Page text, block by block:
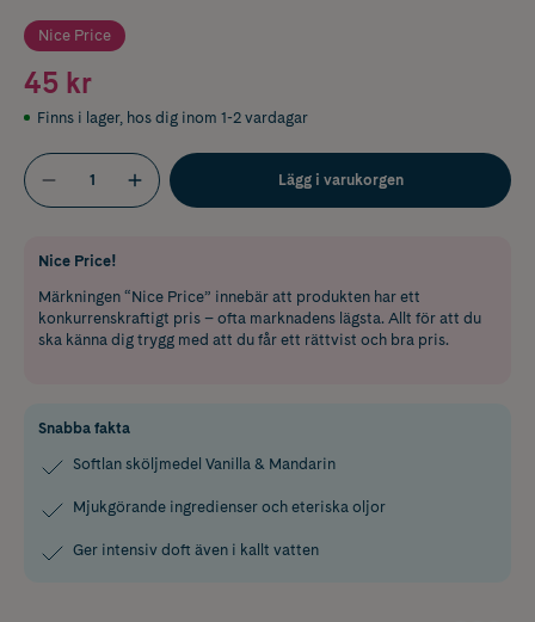
Nice Price
45 kr
Finns i lager, hos dig inom 1-2 vardagar
Lägg i varukorgen
Nice Price!
Märkningen “Nice Price” innebär att produkten har ett
konkurrenskraftigt pris – ofta marknadens lägsta. Allt för att du
ska känna dig trygg med att du får ett rättvist och bra pris.
Snabba fakta
Softlan sköljmedel Vanilla & Mandarin
Mjukgörande ingredienser och eteriska oljor
Ger intensiv doft även i kallt vatten